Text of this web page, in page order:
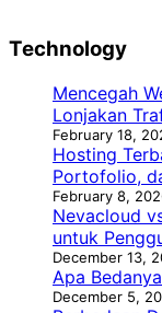
Technology
Mencegah
Lonjakan
February 18,
Hosting
Portofolio,
February 8,
Nevacloud
untuk
December 13,
Apa
December 5,